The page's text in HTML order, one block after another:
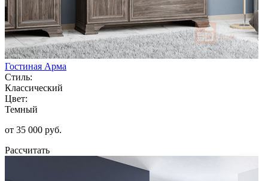
Гостиная Арма
Стиль:
Классический
Цвет:
Темный
от 35 000 руб.
Рассчитать